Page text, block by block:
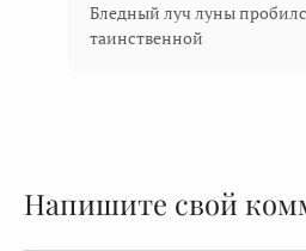
Бледный луч луны
таинственной
Напишите свой